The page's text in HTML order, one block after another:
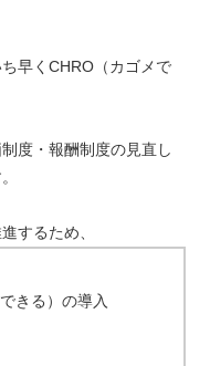
早くCHRO（カゴメで
度・報酬制度の見直し
するため、
きる）の導入